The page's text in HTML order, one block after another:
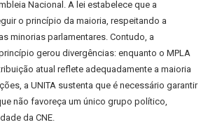
Nacional. A lei estabelece que a
o princípio da maioria, respeitando a
minorias parlamentares. Contudo, a
gerou divergências: enquanto o MPLA
atual reflete adequadamente a maioria
a UNITA sustenta que é necessário garantir
não favoreça um único grupo político,
da CNE.